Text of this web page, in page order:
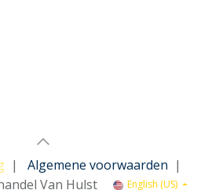
| Algemene voorwaarden |
Van Hulst
English (US)